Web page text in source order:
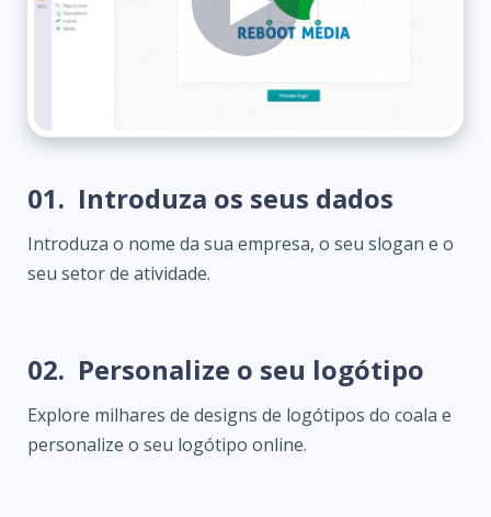
01. Introduza os seus dados
Introduza o nome da sua empresa, o seu slogan e o
seu setor de atividade.
02. Personalize o seu logótipo
Explore milhares de designs de logótipos do coala e
personalize o seu logótipo online.